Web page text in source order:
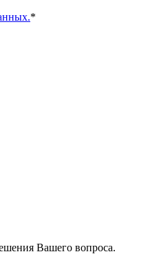
*
Вашего вопроса.